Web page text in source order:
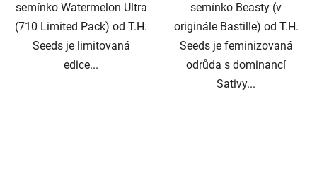
semínko Watermelon Ultra
(710 Limited Pack) od T.H.
Seeds je limitovaná
edice...
semínko Beasty (v
originále Bastille) od T.H.
Seeds je feminizovaná
odrůda s dominancí
Sativy...